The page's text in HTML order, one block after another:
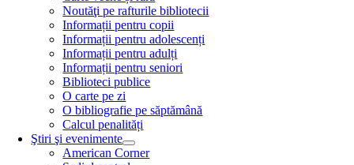
Noutăţi pe rafturile bibliotecii
Informații pentru copii
Informații pentru adolescenți
Informații pentru adulți
Informații pentru seniori
Biblioteci publice
O carte pe zi
O bibliografie pe săptămână
Calcul penalități
Ştiri şi evenimente
American Corner